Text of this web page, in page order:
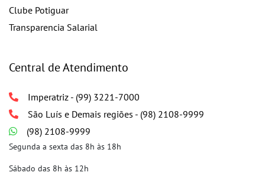
Clube Potiguar
Transparencia Salarial
Central de Atendimento
Imperatriz - (99) 3221-7000
São Luís e Demais regiões - (98) 2108-9999
(98) 2108-9999
Segunda a sexta das 8h às 18h
Sábado das 8h às 12h